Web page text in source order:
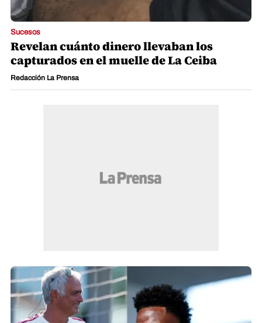
Sucesos
Revelan cuánto dinero llevaban los
capturados en el muelle de La Ceiba
Redacción La Prensa